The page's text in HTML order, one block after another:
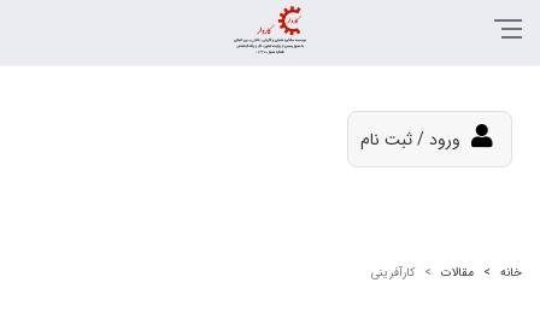
ورود / ثبت نام
خانه مقالات کارآفرینی